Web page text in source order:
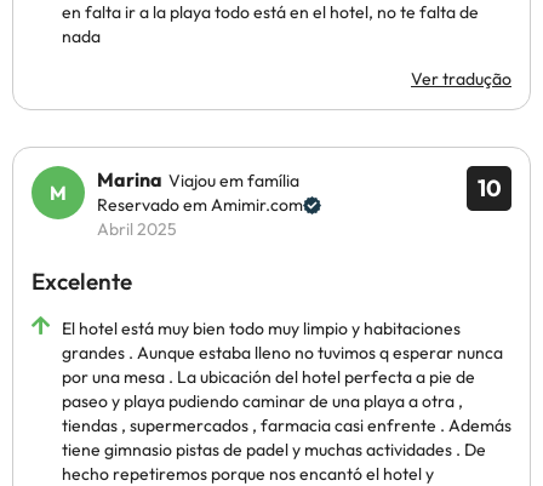
en falta ir a la playa todo está en el hotel, no te falta de
nada
Ver tradução
10
Marina Viajou em família
Reservado em Amimir.com
Abril 2025
Excelente
El hotel está muy bien todo muy limpio y habitaciones
grandes . Aunque estaba lleno no tuvimos q esperar nunca
por una mesa . La ubicación del hotel perfecta a pie de
paseo y playa pudiendo caminar de una playa a otra ,
tiendas , supermercados , farmacia casi enfrente . Además
tiene gimnasio pistas de padel y muchas actividades . De
hecho repetiremos porque nos encantó el hotel y